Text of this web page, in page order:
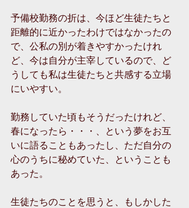
予備校勤務の折は、今ほど生徒たちと
距離的に近かったわけではなかったの
で、公私の別が着きやすかったけれ
ど、今は自分が主宰しているので、ど
うしても私は生徒たちと共感する立場
にいやすい。
勤務していた頃もそうだったけれど、
春になったら・・・、という夢をお互
いに語ることもあったし、ただ自分の
心のうちに秘めていた、ということも
あった。
生徒たちのことを思うと、もしかした